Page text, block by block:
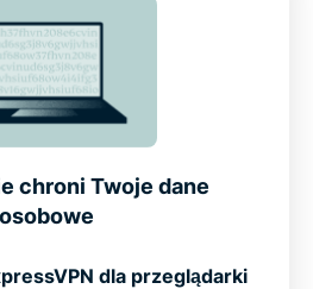
chroni Twoje dane
osobowe
dla przeglądarki